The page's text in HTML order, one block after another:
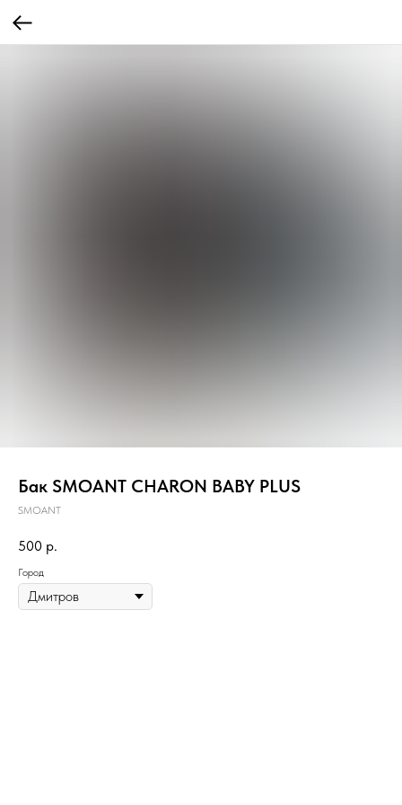
Бак SMOANT CHARON BABY PLUS
SMOANT
500 р.
Город